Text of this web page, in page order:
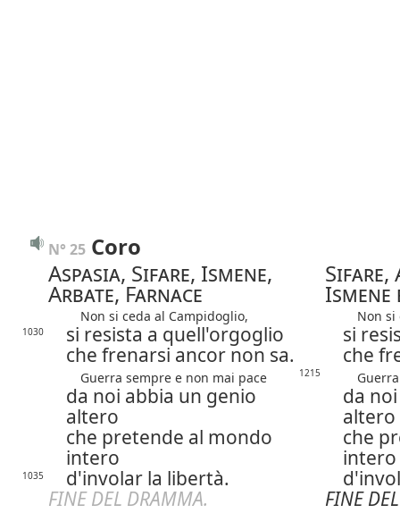
N° 25 Coro
Aspasia, Sifare, Ismene,
Arbate, Farnace
Sifare,
Non si ceda al Campidoglio, Non si
1030 si resista a quell'orgoglio
si
che frenarsi ancor non sa.
che
Guerra sempre e non mai pace 1215 Guerra
da noi abbia un genio
altero
da
altero
che pretende al mondo
intero
che
intero
1035 d'involar la libertà.
FINE DEL DRAMMA.
FINE